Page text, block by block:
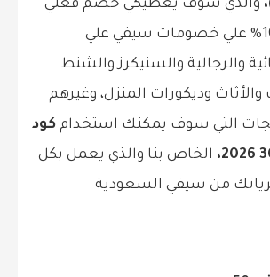
والذي سوف يعطيكي خصم فعلي
بنسبة 30% + 10% علي خصومات سيفي علي
والرجالية والسنيكرز والشنط
وديكورات المنزل، وغيرهم
التي سوف يمكنك استخدام كود
الخاص بنا والذي يعمل بكل
من سيفي السعودية